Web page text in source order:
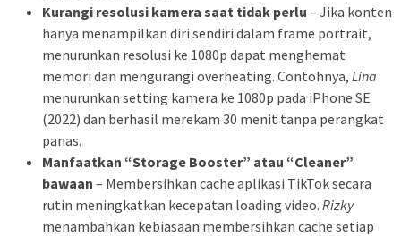
Kurangi resolusi kamera saat tidak perlu – Jika konten
hanya menampilkan diri sendiri dalam frame portrait,
menurunkan resolusi ke 1080p dapat menghemat
memori dan mengurangi overheating. Contohnya, Lina
menurunkan setting kamera ke 1080p pada iPhone SE
(2022) dan berhasil merekam 30 menit tanpa perangkat
panas.
Manfaatkan “Storage Booster” atau “Cleaner”
bawaan – Membersihkan cache aplikasi TikTok secara
rutin meningkatkan kecepatan loading video. Rizky
menambahkan kebiasaan membersihkan cache setiap